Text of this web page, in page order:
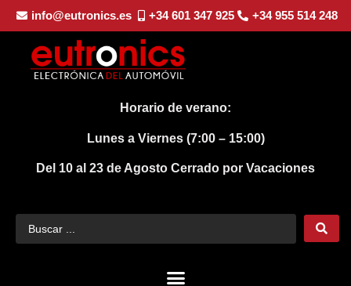
info@eutronics.es +34 601 347 925 +34 955 514 248
Horario de verano:
Lunes a Viernes (7:00 – 15:00)
Del 10 al 23 de Agosto Cerrado por Vacaciones